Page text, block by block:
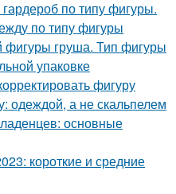
по типу фигуры.
по типу фигуры
груша. Тип фигуры
упаковке
фигуру
одеждой, а не скальпелем
основные
короткие и средние